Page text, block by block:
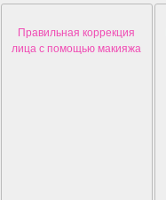
Правильная коррекция
лица с помощью макияжа